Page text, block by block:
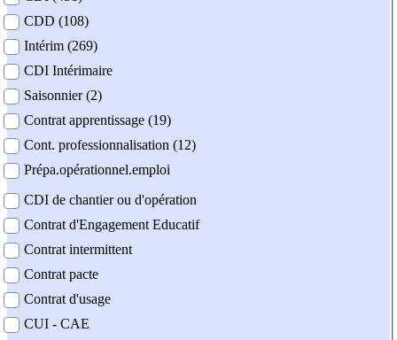
CDD (108)
Intérim (269)
CDI Intérimaire
Saisonnier (2)
Contrat apprentissage (19)
Cont. professionnalisation (12)
Prépa.opérationnel.emploi
CDI de chantier ou d'opération
Contrat d'Engagement Educatif
Contrat intermittent
Contrat pacte
Contrat d'usage
CUI - CAE